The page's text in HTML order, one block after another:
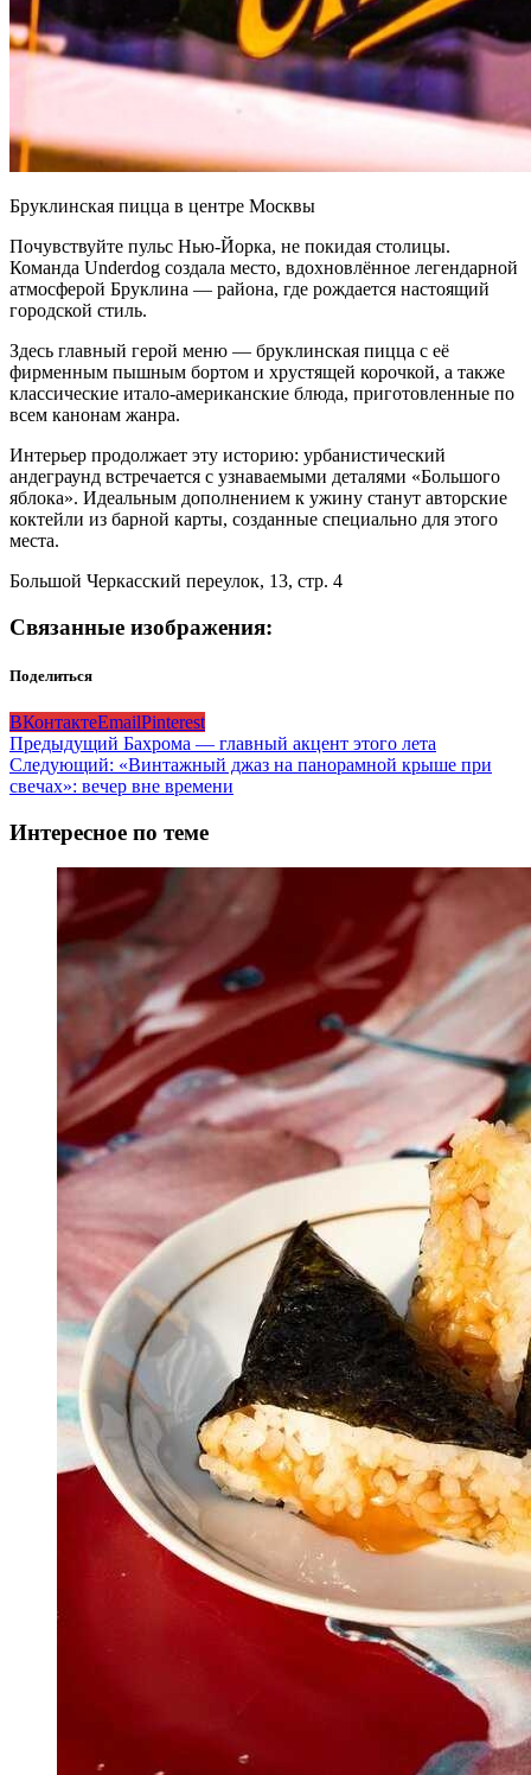
Бруклинская пицца в центре Москвы
Почувствуйте пульс Нью-Йорка, не покидая столицы.
Команда Underdog создала место, вдохновлённое легендарной
атмосферой Бруклина — района, где рождается настоящий
городской стиль.
Здесь главный герой меню — бруклинская пицца с её
фирменным пышным бортом и хрустящей корочкой, а также
классические итало-американские блюда, приготовленные по
всем канонам жанра.
Интерьер продолжает эту историю: урбанистический
андеграунд встречается с узнаваемыми деталями «Большого
яблока». Идеальным дополнением к ужину станут авторские
коктейли из барной карты, созданные специально для этого
места.
Большой Черкасский переулок, 13, стр. 4
Связанные изображения:
Поделиться
ВКонтактеEmailPinterest
Навигация
записи
Предыдущий Бахрома — главный акцент этого лета
Следующий: «Винтажный джаз на панорамной крыше при
свечах»: вечер вне времени
Интересное по теме